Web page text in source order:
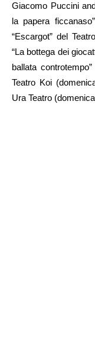
Giacomo Puccini
la papera
“Escargot” del
“La bottega dei
ballata
Teatro Koi
Ura Teatro